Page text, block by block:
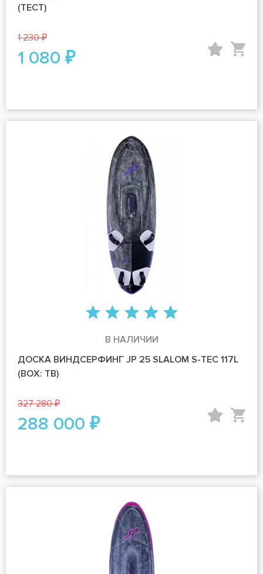
(ТЕСТ)
1 230 ₽
1 080 ₽
В НАЛИЧИИ
ДОСКА ВИНДСЕРФИНГ JP 25 SLALOM S-TEC 117L
(BOX: TB)
327 280 ₽
288 000 ₽